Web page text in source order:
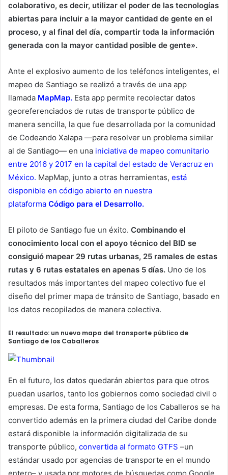
colaborativo, es decir, utilizar el poder de las tecnologías
abiertas para incluir a la mayor cantidad de gente en el
proceso, y al final del día, compartir toda la información
generada con la mayor cantidad posible de gente».
Ante el explosivo aumento de los teléfonos inteligentes, el
mapeo de Santiago se realizó a través de una app
llamada MapMap. Esta app permite recolectar datos
georeferenciados de rutas de transporte público de
manera sencilla, la que fue desarrollada por la comunidad
de Codeando Xalapa —para resolver un problema similar
al de Santiago— en una iniciativa de mapeo comunitario
entre 2016 y 2017 en la capital del estado de Veracruz en
México. MapMap, junto a otras herramientas, está
disponible en código abierto en nuestra
plataforma Código para el Desarrollo.
El piloto de Santiago fue un éxito. Combinando el
conocimiento local con el apoyo técnico del BID se
consiguió mapear 29 rutas urbanas, 25 ramales de estas
rutas y 6 rutas estatales en apenas 5 días. Uno de los
resultados más importantes del mapeo colectivo fue el
diseño del primer mapa de tránsito de Santiago, basado en
los datos recopilados de manera colectiva.
El resultado: un nuevo mapa del transporte público de
Santiago de los Caballeros
En el futuro, los datos quedarán abiertos para que otros
puedan usarlos, tanto los gobiernos como sociedad civil o
empresas. De esta forma, Santiago de los Caballeros se ha
convertido además en la primera ciudad del Caribe donde
estará disponible la información digitalizada de su
transporte público, convertida al formato GTFS –un
estándar usado por agencias de transporte en el mundo